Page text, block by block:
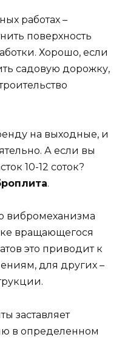
работах –
поверхность
Хорошо, если
садовую дорожку,
на выходные, и
А если вы
10-12 соток?
.
вибромеханизма
вращающегося
это приводит к
для других –
заставляет
в определенном